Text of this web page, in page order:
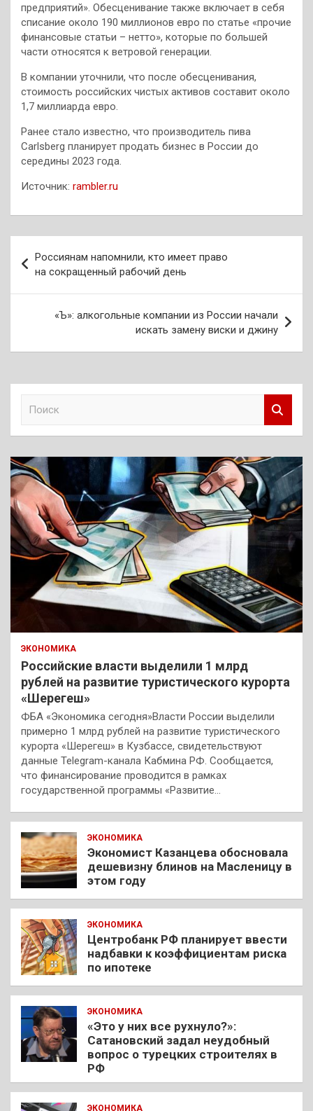
предприятий». Обесценивание также включает в себя
списание около 190 миллионов евро по статье «прочие
финансовые статьи – нетто», которые по большей
части относятся к ветровой генерации.
В компании уточнили, что после обесценивания,
стоимость российских чистых активов составит около
1,7 миллиарда евро.
Ранее стало известно, что производитель пива
Carlsberg планирует продать бизнес в России до
середины 2023 года.
Источник: rambler.ru
по
записям
Россиянам напомнили, кто имеет право
на сокращенный рабочий день
«Ъ»: алкогольные компании из России начали
искать замену виски и джину
к
ЭКОНОМИКА
Российские власти выделили 1 млрд
рублей на развитие туристического курорта
«Шерегеш»
ФБА «Экономика сегодня»Власти России выделили
примерно 1 млрд рублей на развитие туристического
курорта «Шерегеш» в Кузбассе, свидетельствуют
данные Telegram-канала Кабмина РФ. Сообщается,
что финансирование проводится в рамках
государственной программы «Развитие…
ЭКОНОМИКА
Экономист Казанцева обосновала
дешевизну блинов на Масленицу в
этом году
ЭКОНОМИКА
Центробанк РФ планирует ввести
надбавки к коэффициентам риска
по ипотеке
ЭКОНОМИКА
«Это у них все рухнуло?»:
Сатановский задал неудобный
вопрос о турецких строителях в
РФ
ЭКОНОМИКА